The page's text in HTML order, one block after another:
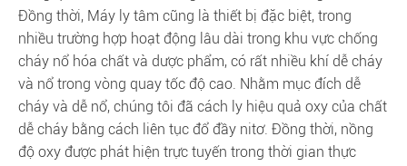
Đồng thời, Máy ly tâm cũng là thiết bị đặc biệt, trong
nhiều trường hợp hoạt động lâu dài trong khu vực chống
cháy nổ hóa chất và dược phẩm, có rất nhiều khí dễ cháy
và nổ trong vòng quay tốc độ cao. Nhằm mục đích dễ
cháy và dễ nổ, chúng tôi đã cách ly hiệu quả oxy của chất
dễ cháy bằng cách liên tục đổ đầy nitơ. Đồng thời, nồng
độ oxy được phát hiện trực tuyến trong thời gian thực